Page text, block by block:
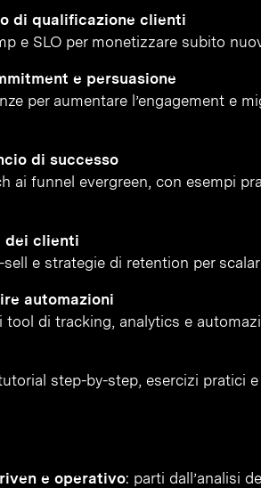
di qualificazione clienti
e SLO per monetizzare subito
e persuasione
per aumentare l’engagement e
di successo
ai funnel evergreen, con esempi
dei clienti
e strategie di retention per
automazioni
tool di tracking, analytics e
step-by-step, esercizi pratici
e operativo: parti dall’analisi